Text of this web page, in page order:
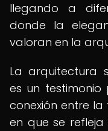
llegando a
donde la
valoran en la
La arquitectura
es un
conexión entre
en que se refleja